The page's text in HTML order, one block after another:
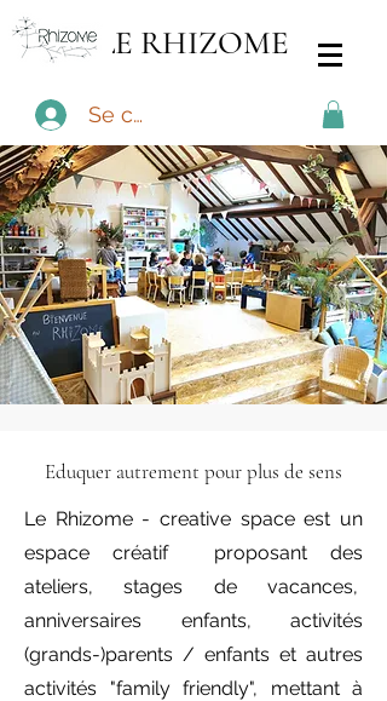
LE RHIZOME
Se connecter
Eduquer autrement pour plus de sens
Le Rhizome - creative space est un
espace créatif proposant des
ateliers, stages de vacances,
anniversaires enfants, activités
(grands-)parents / enfants et autres
activités "family friendly", mettant à